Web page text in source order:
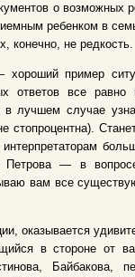
о возможных
ребенком в
конечно, не редкость.
пример
ответов все
в лучшем случае
— в
вам все
оказывается
в стороне от
Байбакова,